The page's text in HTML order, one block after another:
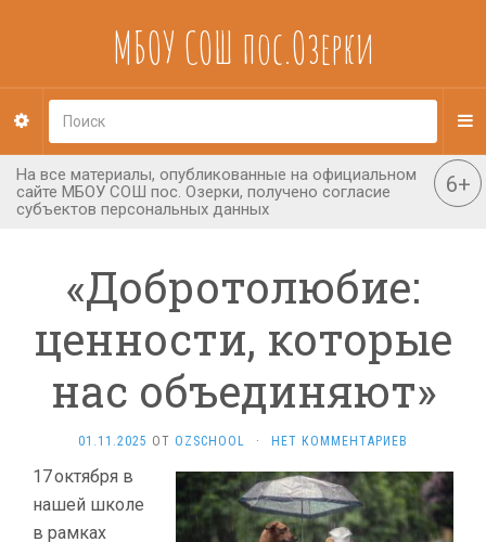
МБОУ СОШ пос.Озерки
«Добротолюбие:
ценности, которые
нас объединяют»
01.11.2025 ОТ OZSCHOOL · НЕТ КОММЕНТАРИЕВ
17 октября в
нашей школе
в рамках